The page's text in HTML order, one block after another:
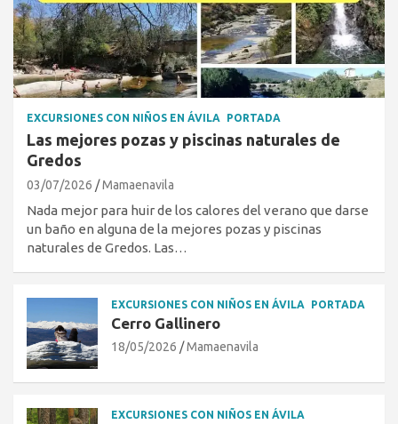
EXCURSIONES CON NIÑOS EN ÁVILA PORTADA
Las mejores pozas y piscinas naturales de
Gredos
03/07/2026 Mamaenavila
Nada mejor para huir de los calores del verano que darse
un baño en alguna de la mejores pozas y piscinas
naturales de Gredos. Las…
EXCURSIONES CON NIÑOS EN ÁVILA PORTADA
Cerro Gallinero
18/05/2026 Mamaenavila
EXCURSIONES CON NIÑOS EN ÁVILA